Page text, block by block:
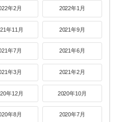
年2月 2022年1月
年11月 2021年9月
年7月 2021年6月
年3月 2021年2月
年12月 2020年10月
年8月 2020年7月